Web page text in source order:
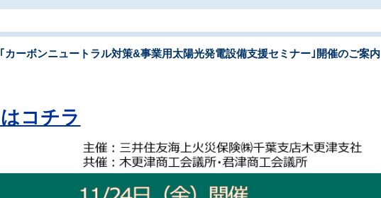
｢カーボンニュートラル対策&事業用太陽光発電設備支援セミナー｣開催のご案内
コチラ